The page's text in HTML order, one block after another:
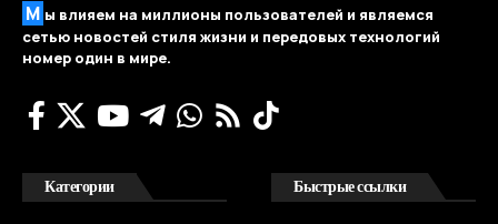
М ы влияем на миллионы пользователей и являемся
сетью новостей стиля жизни и передовых технологий
номер один в мире.
Категории Быстрые ссылки